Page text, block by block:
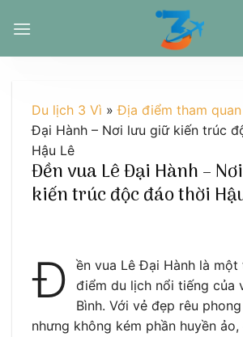
đến
Du lịch 3 Vì »Địa điểm tham quan
Đại Hành – Nơi lưu giữ kiến trúc
Hậu Lê
Đền vua Lê Đại Hành –
kiến trúc độc đáo thời
Đ
ền vua Lê Đại Hành là một
điểm du lịch nổi tiếng của
Bình. Với vẻ đẹp rêu
nhưng không kém phần huyền